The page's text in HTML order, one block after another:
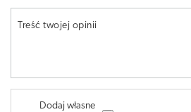
Treść twojej opinii
Dodaj własne